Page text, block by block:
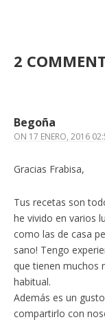
2
Begoña
ON 17 ENERO, 2016
Gracias Frabisa,
Tus recetas son
he vivido en varios
como las de casa
sano! Tengo
que tienen muchos
habitual.
Además es un
compartirlo con